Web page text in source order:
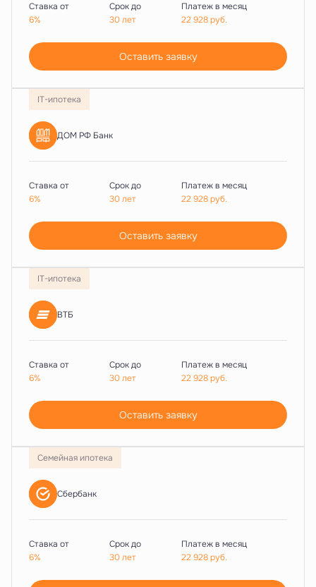
Ставка от
6%
Срок до
30 лет
Платеж в месяц
22 928руб.
Оставить заявку
IT-ипотека
ДОМ РФ Банк
Ставка от
6%
Срок до
30 лет
Платеж в месяц
22 928руб.
Оставить заявку
IT-ипотека
ВТБ
Ставка от
6%
Срок до
30 лет
Платеж в месяц
22 928руб.
Оставить заявку
Семейная ипотека
Сбербанк
Ставка от
6%
Срок до
30 лет
Платеж в месяц
22 928руб.